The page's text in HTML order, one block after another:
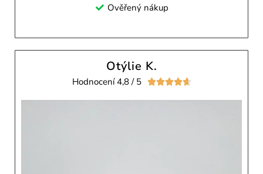
Ověřený nákup
Otýlie K.
Hodnocení 4,8 / 5 